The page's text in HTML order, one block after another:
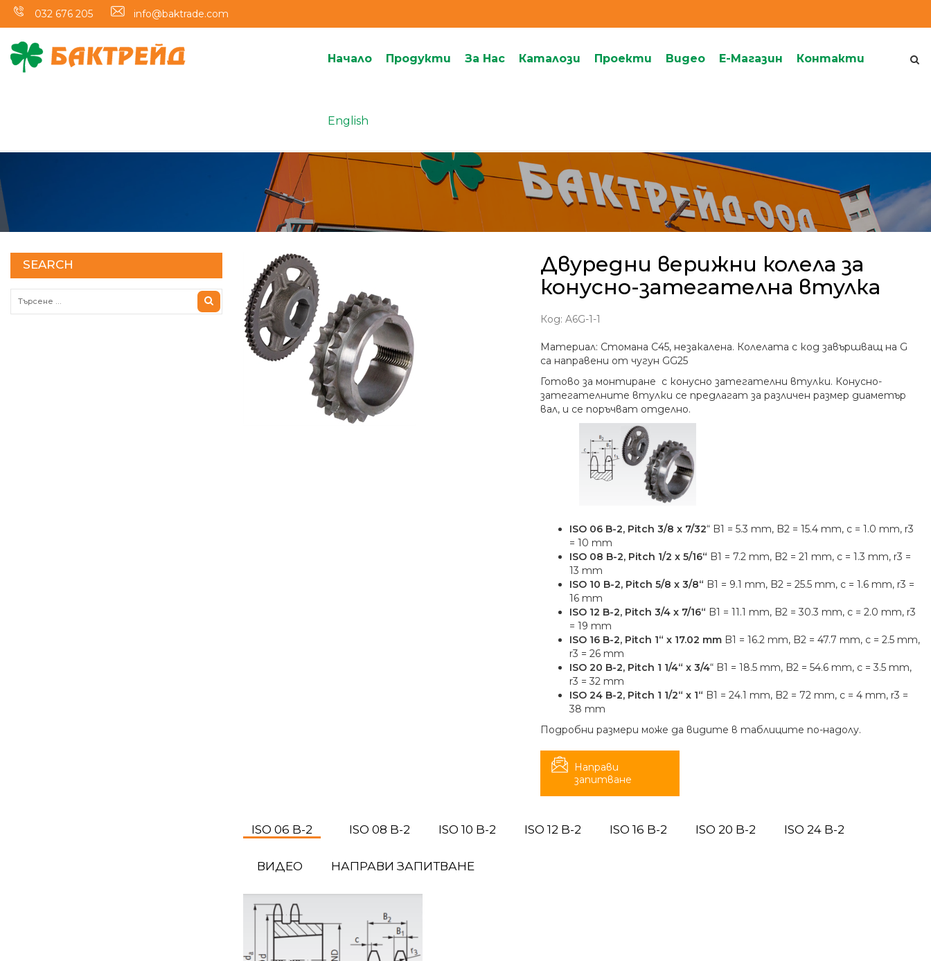
032 676 205 info@baktrade.com
Начало Продукти За Нас Каталози Проекти Видеo Е-Магазин Контакти
English
SEARCH
Двуредни верижни колела за
конусно-затегателна втулка
Код: A6G-1-1
Материал: Стомана C45, незакалена. Колелата с код завършващ на G
са направени от чугун GG25
Готово за монтиране с конусно затегателни втулки. Конусно-
затегателните втулки се предлагат за различен размер диаметър
вал, и се поръчват отделно.
ISO 06 B-2, Pitch 3/8 x 7/32“ B1 = 5.3 mm, B2 = 15.4 mm, c = 1.0 mm, r3
= 10 mm
ISO 08 B-2, Pitch 1/2 x 5/16“ B1 = 7.2 mm, B2 = 21 mm, c = 1.3 mm, r3 =
13 mm
ISO 10 B-2, Pitch 5/8 x 3/8“ B1 = 9.1 mm, B2 = 25.5 mm, c = 1.6 mm, r3 =
16 mm
ISO 12 B-2, Pitch 3/4 x 7/16“ B1 = 11.1 mm, B2 = 30.3 mm, c = 2.0 mm, r3
= 19 mm
ISO 16 B-2, Pitch 1“ x 17.02 mmB1 = 16.2 mm, B2 = 47.7 mm, c = 2.5 mm,
r3 = 26 mm
ISO 20 B-2, Pitch 1 1/4“ x 3/4“ B1 = 18.5 mm, B2 = 54.6 mm, c = 3.5 mm,
r3 = 32 mm
ISO 24 B-2, Pitch 1 1/2“ x 1“ B1 = 24.1 mm, B2 = 72 mm, c = 4 mm, r3 =
38 mm
Подробни размери може да видите в таблиците по-надолу.
Направи
запитване
ISO 06 B-2 ISO 08 B-2 ISO 10 B-2 ISO 12 B-2 ISO 16 B-2 ISO 20 B-2 ISO 24 B-2
ВИДЕО НАПРАВИ ЗАПИТВАНЕ